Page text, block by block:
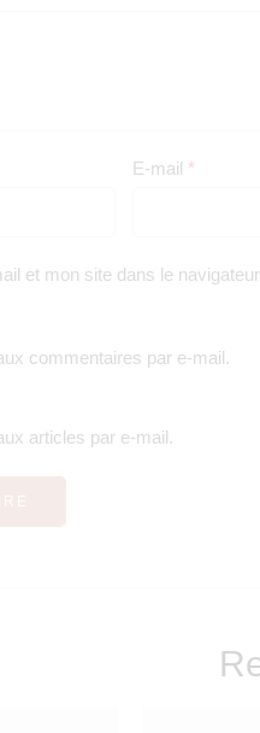
E-mail *
et mon site dans le
commentaires par e-mail.
articles par e-mail.